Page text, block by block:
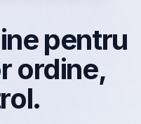
pentru
ordine,